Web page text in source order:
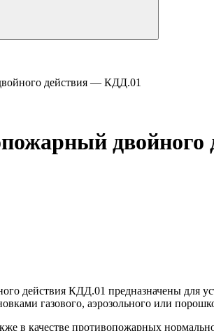
действия — КДД.01
действия КДД.01 предназначены для
газового, аэрозольного или
в качестве противопожарных